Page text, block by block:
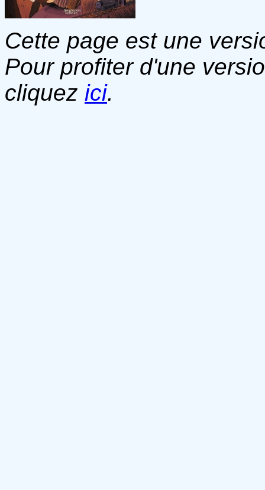
Cette page est une
Pour profiter d'une
cliquez ici.